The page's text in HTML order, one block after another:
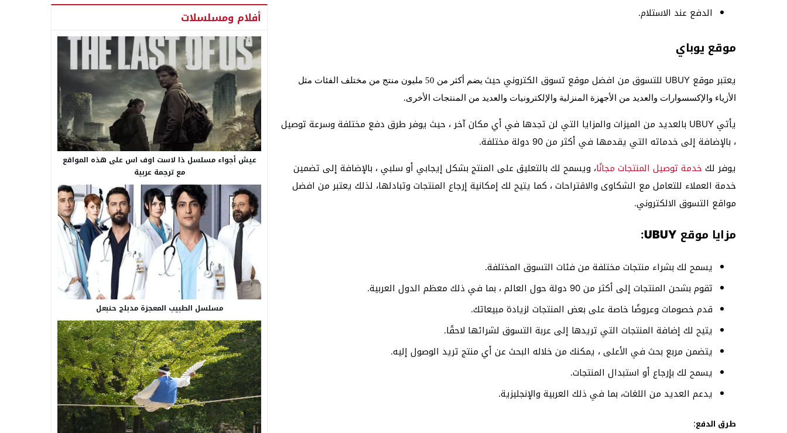
الدفع عند الاستلام.
موقع يوباي
يعتبر موقع UBUY للتسوق من افضل موقع تسوق الكتروني حيث
يضم أكثر من 50 مليون منتج من مختلف الفئات مثل
الأزياء والإكسسوارات والعديد من الأجهزة المنزلية والإلكترونيات والعديد من المنتجات الأخرى.
يأتي UBUY بالعديد من الميزات والمزايا التي لن تجدها في أي مكان آخر ، حيث يوفر طرق دفع مختلفة وسرعة توصيل
، بالإضافة إلى خدماته التي يقدمها في أكثر من 90 دولة مختلفة.
يوفر لك خدمة توصيل المنتجات مجانًا، ويسمح لك بالتعليق على المنتج بشكل إيجابي أو سلبي ، بالإضافة إلى تضمين
خدمة العملاء للتعامل مع الشكاوى والاقتراحات ، كما يتيح لك إمكانية إرجاع المنتجات وتبادلها، لذلك يعتبر من افضل
مواقع التسوق الالكتروني.
مزايا موقع UBUY :
يسمح لك بشراء منتجات مختلفة من فئات التسوق المختلفة.
تقوم بشحن المنتجات إلى أكثر من 90 دولة حول العالم ، بما في ذلك معظم الدول العربية.
قدم خصومات وعروضًا خاصة على بعض المنتجات لزيادة مبيعاتك.
يتيح لك إضافة المنتجات التي تريدها إلى عربة التسوق لشرائها لاحقًا.
يتضمن مربع بحث في الأعلى ، يمكنك من خلاله البحث عن أي منتج تريد الوصول إليه.
يسمح لك بإرجاع أو استبدال المنتجات.
يدعم العديد من اللغات، بما في ذلك العربية والإنجليزية.
طرق الدفع:
أفلام ومسلسلات
عيش أجواء مسلسل ذا لاست اوف اس على هذه المواقع
مع ترجمة عربية
مسلسل الطبيب المعجزة مدبلج حنبعل